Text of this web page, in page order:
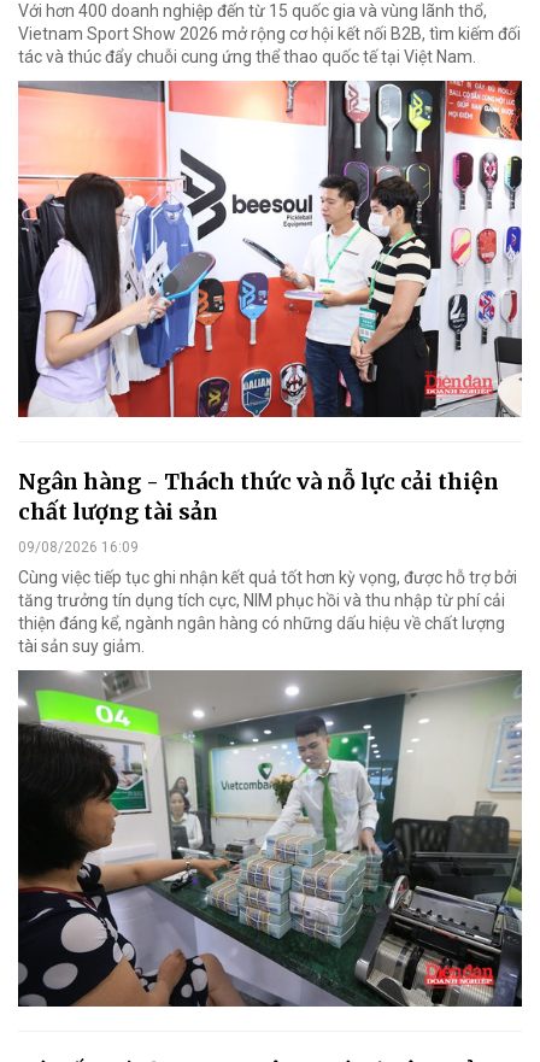
Với hơn 400 doanh nghiệp đến từ 15 quốc gia và vùng lãnh thổ,
Vietnam Sport Show 2026 mở rộng cơ hội kết nối B2B, tìm kiếm đối
tác và thúc đẩy chuỗi cung ứng thể thao quốc tế tại Việt Nam.
Ngân hàng - Thách thức và nỗ lực cải thiện
chất lượng tài sản
09/08/2026 16:09
Cùng việc tiếp tục ghi nhận kết quả tốt hơn kỳ vọng, được hỗ trợ bởi
tăng trưởng tín dụng tích cực, NIM phục hồi và thu nhập từ phí cải
thiện đáng kể, ngành ngân hàng có những dấu hiệu về chất lượng
tài sản suy giảm.